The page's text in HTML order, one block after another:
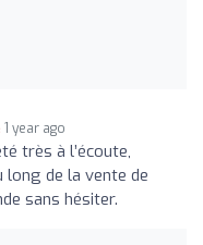
1 year ago
très à l’écoute,
de la vente de
sans hésiter.